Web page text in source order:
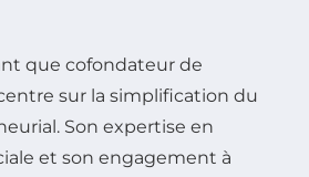
que cofondateur de
sur la simplification du
Son expertise en
et son engagement à